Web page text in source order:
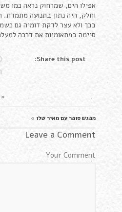
אפילו הים, שמרחוק נראה כמו
וחלק, היה נתון בתנועה מתמדת.
בכך ולא עצר לדקת דומיה גם
סיימה בפתאומיות את דרכה
Share this post:
«
מפגש סופר עם מאיר שלו »
Leave a Comment
Your Comment